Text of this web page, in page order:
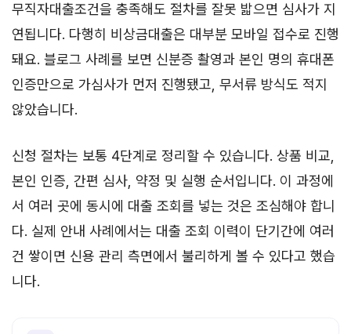
무직자대출조건을 충족해도 절차를 잘못 밟으면 심사가 지
연됩니다. 다행히 비상금대출은 대부분 모바일 접수로 진행
돼요. 블로그 사례를 보면 신분증 촬영과 본인 명의 휴대폰
인증만으로 가심사가 먼저 진행됐고, 무서류 방식도 적지
않았습니다.
신청 절차는 보통 4단계로 정리할 수 있습니다. 상품 비교,
본인 인증, 간편 심사, 약정 및 실행 순서입니다. 이 과정에
서 여러 곳에 동시에 대출 조회를 넣는 것은 조심해야 합니
다. 실제 안내 사례에서는 대출 조회 이력이 단기간에 여러
건 쌓이면 신용 관리 측면에서 불리하게 볼 수 있다고 했습
니다.